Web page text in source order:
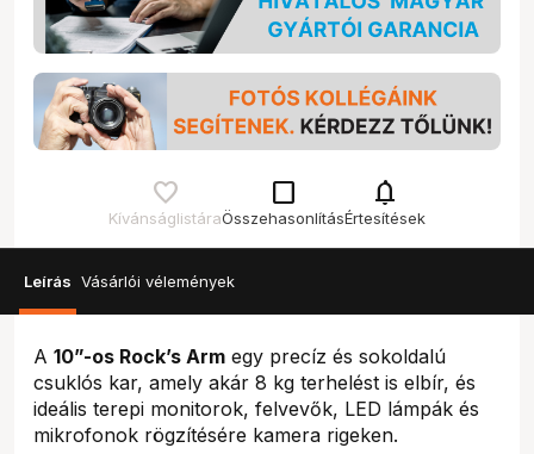
Kívánságlistára
check_box_outline_blank
Összehasonlítás
notifications
Értesítések
Leírás Vásárlói vélemények
A 10”-os Rock’s Arm egy precíz és sokoldalú
csuklós kar, amely akár 8 kg terhelést is elbír, és
ideális terepi monitorok, felvevők, LED lámpák és
mikrofonok rögzítésére kamera rigeken.